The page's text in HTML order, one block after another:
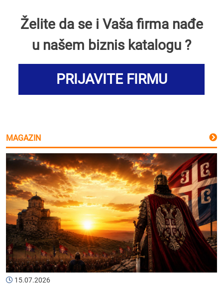
Želite da se i Vaša firma nađe
u našem biznis katalogu ?
PRIJAVITE FIRMU
MAGAZIN
15.07.2026